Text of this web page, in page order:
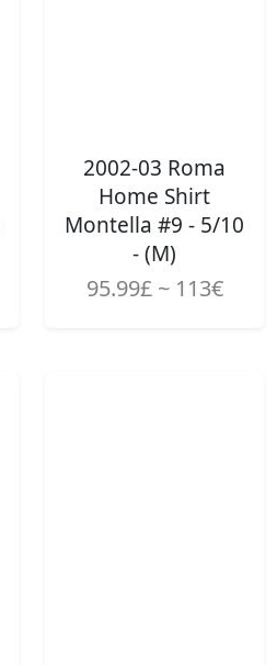
2002-03 Roma
Home Shirt
Montella #9 - 5/10
- (M)
95.99£ ~ 113€